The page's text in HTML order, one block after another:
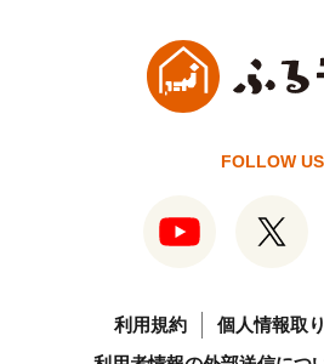
FOLLOW US
利用規約
個人情報取